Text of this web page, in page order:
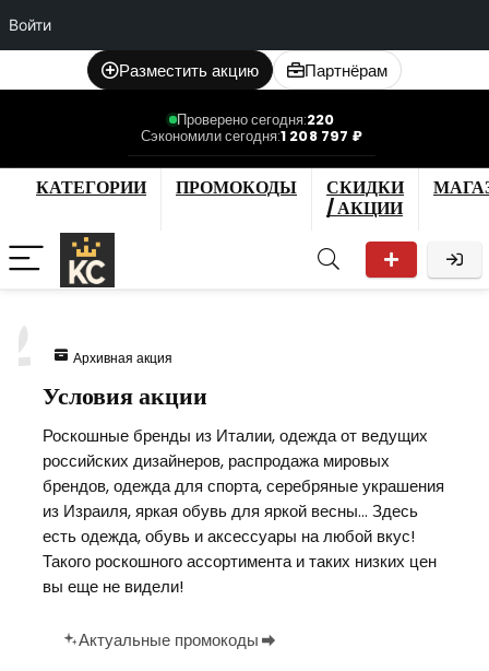
Войти
Разместить акцию Партнёрам
Проверено сегодня:220
Сэкономили сегодня:1 208 797 ₽
КАТЕГОРИИ ПРОМОКОДЫ
СКИДКИ
/ АКЦИИ
Архивная акция
Условия акции
Роскошные бренды из Италии, одежда от ведущих
российских дизайнеров, распродажа мировых
брендов, одежда для спорта, серебряные украшения
из Израиля, яркая обувь для яркой весны… Здесь
есть одежда, обувь и аксессуары на любой вкус!
Такого роскошного ассортимента и таких низких цен
вы еще не видели!
Актуальные промокоды